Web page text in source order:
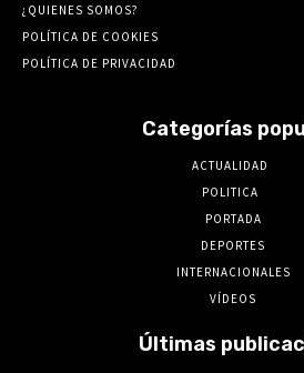
¿QUIENES SOMOS?
POLÍTICA DE COOKIES
POLÍTICA DE PRIVACIDAD
Categorías
ACTUALIDAD
POLITICA
PORTADA
DEPORTES
INTERNACIONALES
VÍDEOS
Últimas